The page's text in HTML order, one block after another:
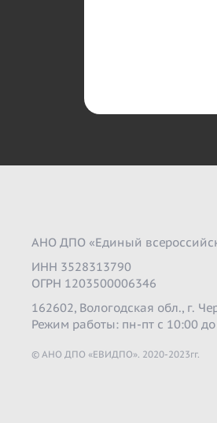
АНО ДПО «Единый
ИНН 3528313790
ОГРН 1203500006346
162602, Вологодская обл., г.
Режим работы: пн-пт с 10:00
© АНО ДПО «ЕВИДПО». 2020-2023гг.